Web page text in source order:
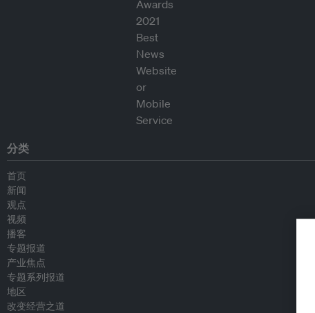
分类
首页
新闻
观点
视频
播客
专题报道
产业焦点
专题系列报道
地区
改变经营之道